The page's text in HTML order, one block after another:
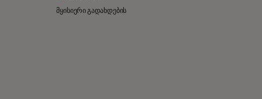
მყისიერი გადახდების